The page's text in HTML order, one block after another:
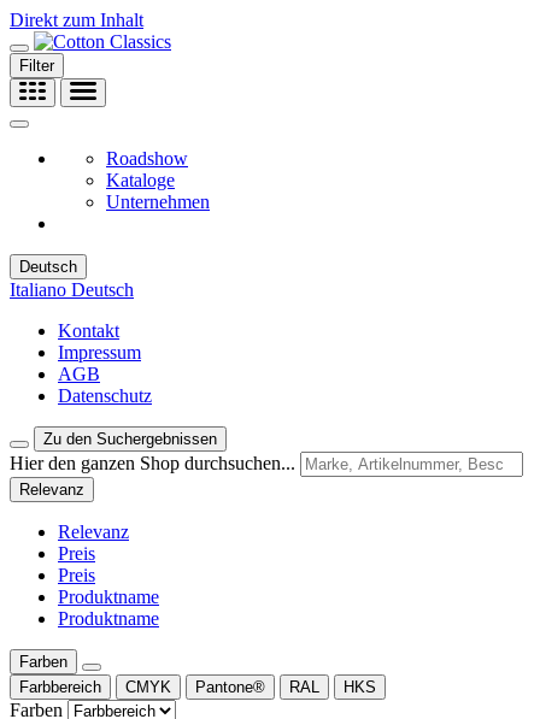
Direkt zum Inhalt
Filter
Roadshow
Kataloge
Unternehmen
Deutsch
Italiano Deutsch
Kontakt
Impressum
AGB
Datenschutz
Zu den Suchergebnissen
Hier den ganzen Shop durchsuchen...
Relevanz
Relevanz
Preis
Preis
Produktname
Produktname
Farben
Farbbereich
CMYK Pantone® RAL HKS
Farben